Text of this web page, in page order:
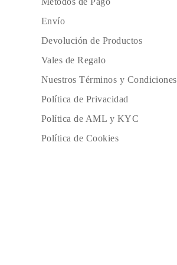
Envío
Devolución de Productos
Vales de Regalo
Nuestros Términos y Condiciones
Política de Privacidad
Política de AML y KYC
Política de Cookies